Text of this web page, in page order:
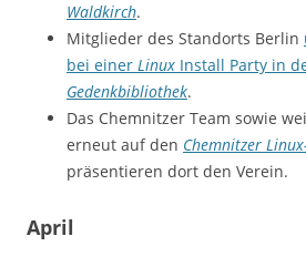
Waldkirch.
Mitglieder des Standorts Berlin
bei einer Linux Install Party in
Gedenkbibliothek.
Das Chemnitzer Team sowie
erneut auf den Chemnitzer
präsentieren dort den Verein.
April